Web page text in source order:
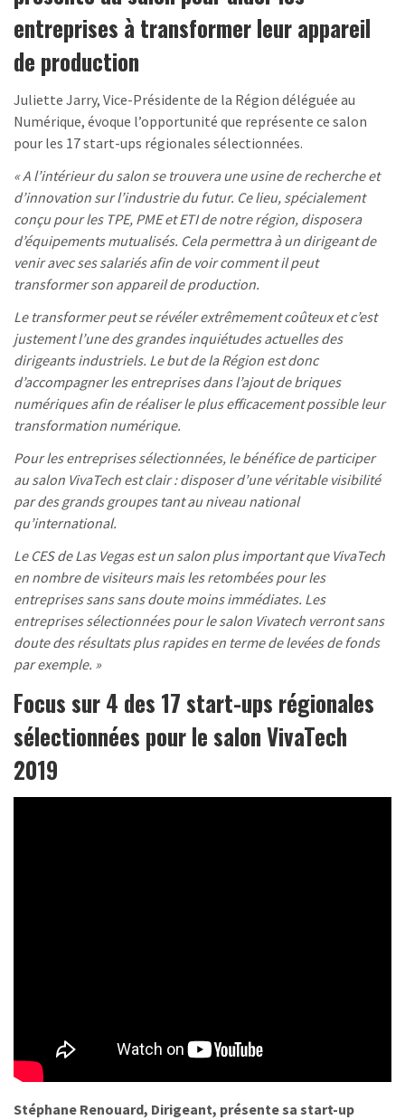
entreprises à transformer leur appareil
de production
Juliette Jarry, Vice-Présidente de la Région déléguée au
Numérique, évoque l’opportunité que représente ce salon
pour les 17 start-ups régionales sélectionnées.
« A l’intérieur du salon se trouvera une usine de recherche et
d’innovation sur l’industrie du futur. Ce lieu, spécialement
conçu pour les TPE, PME et ETI de notre région, disposera
d’équipements mutualisés. Cela permettra à un dirigeant de
venir avec ses salariés afin de voir comment il peut
transformer son appareil de production.
Le transformer peut se révéler extrêmement coûteux et c’est
justement l’une des grandes inquiétudes actuelles des
dirigeants industriels. Le but de la Région est donc
d’accompagner les entreprises dans l’ajout de briques
numériques afin de réaliser le plus efficacement possible leur
transformation numérique.
Pour les entreprises sélectionnées, le bénéfice de participer
au salon VivaTech est clair : disposer d’une véritable visibilité
par des grands groupes tant au niveau national
qu’international.
Le CES de Las Vegas est un salon plus important que VivaTech
en nombre de visiteurs mais les retombées pour les
entreprises sans sans doute moins immédiates. Les
entreprises sélectionnées pour le salon Vivatech verront sans
doute des résultats plus rapides en terme de levées de fonds
par exemple. »
Focus sur 4 des 17 start-ups régionales
sélectionnées pour le salon VivaTech
2019
Stéphane Renouard, Dirigeant, présente sa start-up